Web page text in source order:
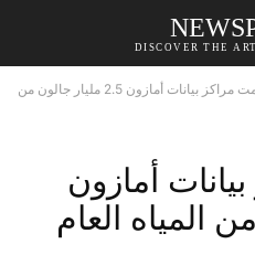
DISCOVER THE
استخدمت مراكز بيانات أمازون 2.5 مليار جالون من
أمازون
من المياه العام